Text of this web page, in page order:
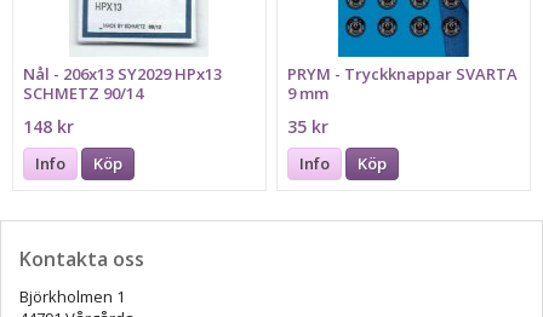
Nål - 206x13 SY2029 HPx13
SCHMETZ 90/14
148 kr
Info Köp
PRYM - Tryckknappar SVARTA
9 mm
35 kr
Info Köp
Kontakta oss
Björkholmen 1